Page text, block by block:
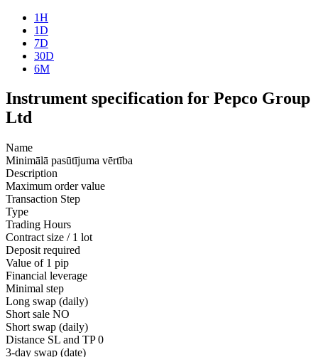
1H
1D
7D
30D
6M
Instrument specification for Pepco Group
Ltd
Name
Minimālā pasūtījuma vērtība
Description
Maximum order value
Transaction Step
Type
Trading Hours
Contract size / 1 lot
Deposit required
Value of 1 pip
Financial leverage
Minimal step
Long swap (daily)
Short sale NO
Short swap (daily)
Distance SL and TP 0
3-day swap (date)